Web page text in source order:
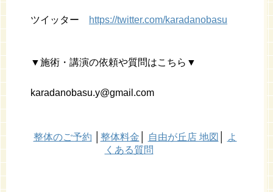
ツイッター https://twitter.com/karadanobasu
▼施術・講演の依頼や質問はこちら▼
karadanobasu.y@gmail.com
整体のご予約 整体料金 自由が丘店 地図
よ
くある質問